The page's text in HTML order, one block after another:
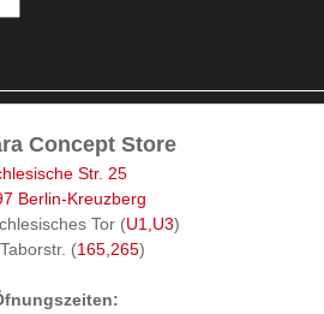
Concept Store
Str. 25
Berlin-Kreuzberg
Tor (U1,U3)
(165,265)